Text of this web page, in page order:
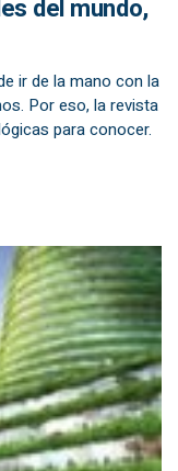
del mundo,
ir de la mano con la
Por eso, la revista
para conocer.